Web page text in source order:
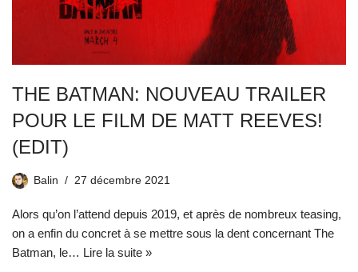
THE BATMAN: NOUVEAU TRAILER
POUR LE FILM DE MATT REEVES!
(EDIT)
Balin 27 décembre 2021
Alors qu’on l’attend depuis 2019, et après de nombreux teasing,
on a enfin du concret à se mettre sous la dent concernant The
Batman, le… Lire la suite »